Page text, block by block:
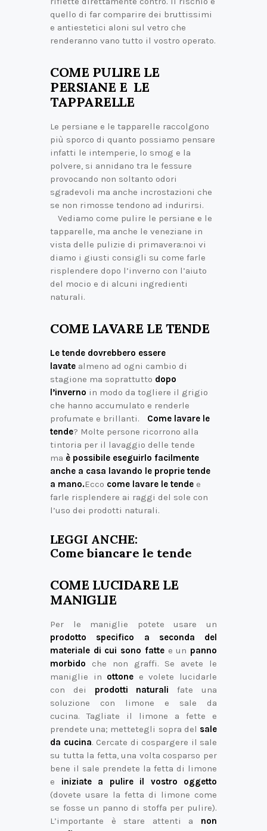
quello di far comparire dei bruttissimi
e antiestetici aloni sul vetro che
renderanno vano tutto il vostro operato.
COME PULIRE LE
PERSIANE E LE
TAPPARELLE
Le persiane e le tapparelle raccolgono
più sporco di quanto possiamo pensare
infatti le intemperie, lo smog e la
polvere, si annidano tra le fessure
provocando non soltanto odori
sgradevoli ma anche incrostazioni che
se non rimosse tendono ad indurirsi.
Vediamo come pulire le persiane e le
tapparelle, ma anche le veneziane in
vista delle pulizie di primavera:noi vi
diamo i giusti consigli su come farle
risplendere dopo l’inverno con l’aiuto
del mocio e di alcuni ingredienti
naturali.
COME LAVARE LE TENDE
Le tende dovrebbero essere
lavate almeno ad ogni cambio di
stagione ma soprattutto dopo
l’inverno in modo da togliere il grigio
che hanno accumulato e renderle
profumate e brillanti. Come lavare le
tende? Molte persone ricorrono alla
tintoria per il lavaggio delle tende
ma è possibile eseguirlo facilmente
anche a casa lavando le proprie tende
a mano.Ecco come lavare le tende e
farle risplendere ai raggi del sole con
l’uso dei prodotti naturali.
LEGGI ANCHE:
Come biancare le tende
COME LUCIDARE LE
MANIGLIE
Per le maniglie potete usare un
prodotto specifico a seconda del
materiale di cui sono fatte e un panno
morbido che non graffi. Se avete le
maniglie in ottone e volete lucidarle
con dei prodotti naturalifate una
soluzione con limone e sale da
cucina. Tagliate il limone a fette e
prendete una; mettetegli sopra del sale
da cucina. Cercate di cospargere il sale
su tutta la fetta, una volta cosparso per
bene il sale prendete la fetta di limone
e iniziate a pulire il vostro oggetto
(dovete usare la fetta di limone come
se fosse un panno di stoffa per pulire).
L’importante è stare attenti a non